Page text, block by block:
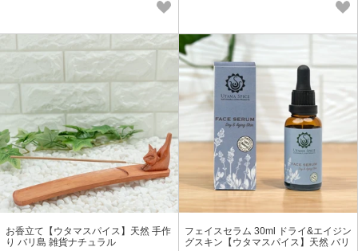
お香立て【ウタマスパイス】天然 手作
り バリ島 雑貨ナチュラル
フェイスセラム 30ml ドライ&エイジン
グスキン【ウタマスパイス】天然 バリ